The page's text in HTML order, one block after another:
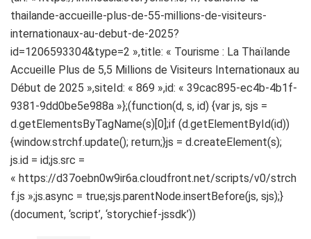
thailande-accueille-plus-de-55-millions-de-visiteurs-
internationaux-au-debut-de-2025?
id=1206593304&type=2 »,title: « Tourisme : La Thaïlande
Accueille Plus de 5,5 Millions de Visiteurs Internationaux au
Début de 2025 »,siteId: « 869 »,id: « 39cac895-ec4b-4b1f-
9381-9dd0be5e988a »};(function(d, s, id) {var js, sjs =
d.getElementsByTagName(s)[0];if (d.getElementById(id))
{window.strchf.update(); return;}js = d.createElement(s);
js.id = id;js.src =
« https://d37oebn0w9ir6a.cloudfront.net/scripts/v0/strch
f.js »;js.async = true;sjs.parentNode.insertBefore(js, sjs);}
(document, ‘script’, ‘storychief-jssdk’))